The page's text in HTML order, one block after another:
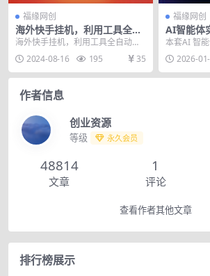
福缘网创
海外快手挂机，利用工具全自
动看广告 ，每天轻松两三张
海外快手挂机，利用工具全自动看
广告 ，每天轻松两三张
2024-08-16 195 35
福缘网创
AI智能体
Dify双平
办公助手
本套AI 智
e 与 Dify
2026-
作者信息
创业资源
等级 永久会员
48814
文章
1
评论
查看作者其他文章
排行榜展示